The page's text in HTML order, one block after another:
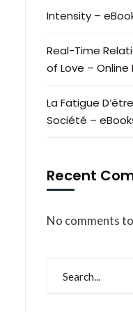
Intensity –
Real-Time
of Love – Online
La Fatigue
Société –
Recent
No comments